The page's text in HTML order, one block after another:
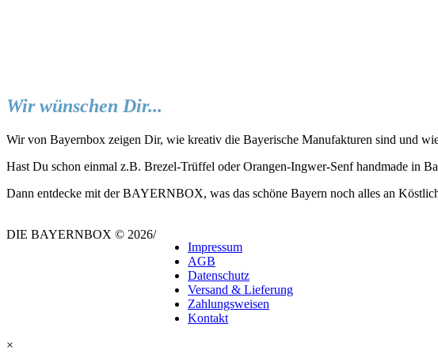
Wir wünschen Dir...
Wir von Bayernbox zeigen Dir, wie kreativ die Bayerische Manufakturen sind und
Hast Du schon einmal z.B. Brezel-Trüffel oder Orangen-Ingwer-Senf handmade in
Dann entdecke mit der BAYERNBOX, was das schöne Bayern noch alles an
DIE BAYERNBOX © 2026/
Impressum
AGB
Datenschutz
Versand & Lieferung
Zahlungsweisen
Kontakt
×